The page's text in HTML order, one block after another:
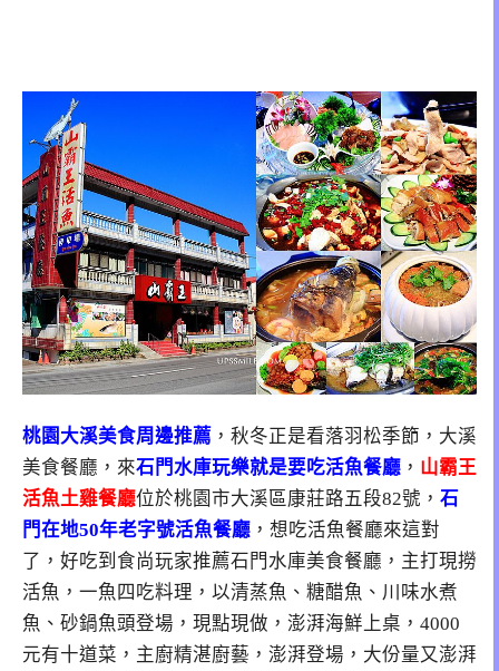
桃園大溪美食周邊推薦 ，秋冬正是看落羽松季節，大溪
美食餐廳，來石門水庫玩樂就是要吃活魚餐廳 ， 山霸王
活魚土雞餐廳位於桃園市大溪區康莊路五段82號， 石
門在地50年老字號活魚餐廳 ，想吃活魚餐廳來這對
了，好吃到食尚玩家推薦石門水庫美食餐廳，主打現撈
活魚，一魚四吃料理，以清蒸魚、糖醋魚、川味水煮
魚、砂鍋魚頭登場，現點現做，澎湃海鮮上桌，4000
元有十道菜，主廚精湛廚藝，澎湃登場，大份量又澎湃